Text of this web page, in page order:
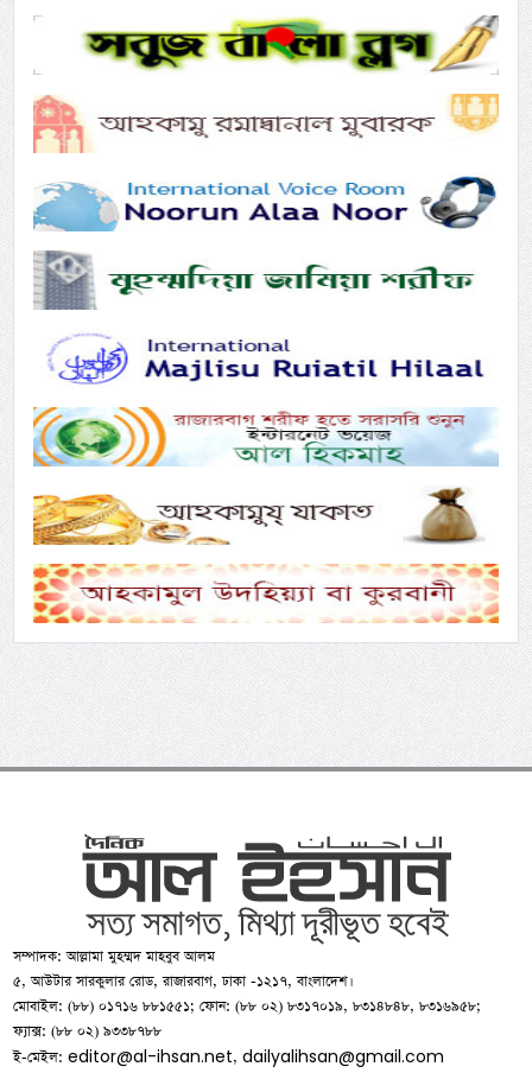
সম্পাদক: আল্লামা মুহম্মদ মাহবুব আলম
৫, আউটার সারকুলার রোড, রাজারবাগ, ঢাকা -১২১৭, বাংলাদেশ।
মোবাইল: (৮৮) ০১৭১৬ ৮৮১৫৫১; ফোন: (৮৮ ০২) ৮৩১৭০১৯, ৮৩১৪৮৪৮, ৮৩১৬৯৫৮;
ফ্যাক্স: (৮৮ ০২) ৯৩৩৮৭৮৮
ই-মেইল:editor@al-ihsan.net,dailyalihsan@gmail.com